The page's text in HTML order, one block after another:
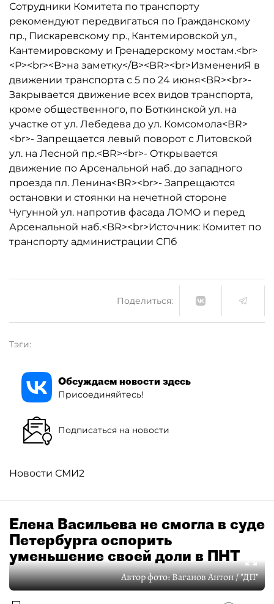
Сотрудники Комитета по транспорту
рекомендуют передвигаться по Гражданскому
пр., Пискаревскому пр., Кантемировской ул.,
Кантемировскому и Гренадерскому мостам.<br>
<P><br><B>на заметку</B><BR><br>ИзменениЯ в
движении транспорта с 5 по 24 июня<BR><br>-
Закрывается движение всех видов транспорта,
кроме общественного, по Боткинской ул. на
участке от ул. Лебедева до ул. Комсомола<BR>
<br>- Запрещается левый поворот с Литовской
ул. на Лесной пр.<BR><br>- Открывается
движение по Арсенальной наб. до западного
проезда пл. Ленина<BR><br>- Запрещаются
остановки и стоянки на нечетной стороне
Чугунной ул. напротив фасада ЛОМО и перед
Арсенальной наб.<BR><br>Источник: Комитет по
транспорту администрации СПб
Поделиться:
Тэги:
Обсуждаем новости здесь
Присоединяйтесь!
Подписаться на новости
Новости СМИ2
Елена Васильева не смогла в суде
Петербурга оспорить
уменьшение своей доли в ПНТ
Автор фото:Ваганов Антон / "ДП"